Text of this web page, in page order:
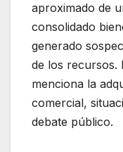
aproximado de
consolidado
generado
de los recursos.
menciona la
comercial,
debate público.